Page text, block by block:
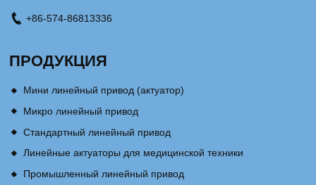
+86-574-86813336
ПРОДУКЦИЯ
Мини линейный привод (актуатор)
Микро линейный привод
Стандартный линейный привод
Линейные актуаторы для медицинской техники
Промышленный линейный привод